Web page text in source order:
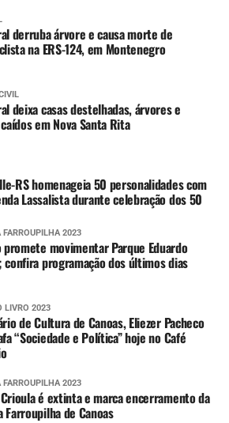
derruba árvore e causa morte de
na ERS-124, em Montenegro
deixa casas destelhadas, árvores e
em Nova Santa Rita
RS homenageia 50 personalidades com
Lassalista durante celebração dos 50
2023
promete movimentar Parque Eduardo
confira programação dos últimos dias
LIVRO 2023
de Cultura de Canoas, Eliezer Pacheco
“Sociedade e Política” hoje no Café
2023
é extinta e marca encerramento da
Farroupilha de Canoas